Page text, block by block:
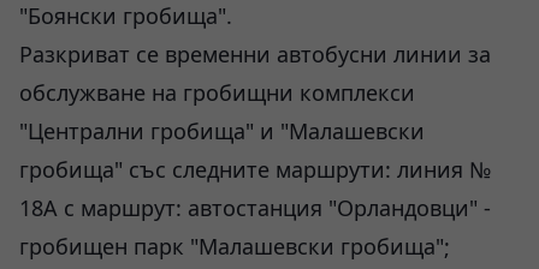
"Боянски гробища".
Разкриват се временни автобусни линии за
обслужване на гробищни комплекси
"Централни гробища" и "Малашевски
гробища" със следните маршрути: линия №
18А с маршрут: автостанция "Орландовци" -
гробищен парк "Малашевски гробища";